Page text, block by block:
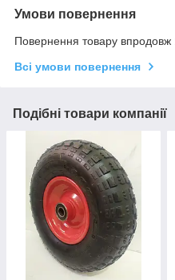
Умови повернення
Повернення товару впродовж
Всі умови повернення
Подібні товари компанії